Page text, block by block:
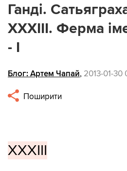
Ганді.
XXXIII. Ферма
- І
Блог: Артем Чапай, 2013-01-30
Поширити
XXXIII